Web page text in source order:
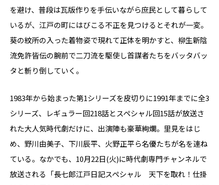
を避け、普段は瓦版作りを手伝いながら庶民として暮らして
いるが、江戸の町にはびこる不正を見つけるとそれが一変。
葵の紋所の入った着物姿で現れて正体を明かすと、柳生新陰
流免許皆伝の腕前で二刀流を駆使し首謀者たちをバッタバッ
タと斬り倒していく。
1983年から始まった第1シリーズを皮切りに1991年までに全3
シリーズ、レギュラー回218話とスペシャル回15話が放送さ
れた大人気時代劇だけに、出演陣も豪華絢爛。里見をはじ
め、野川由美子、下川辰平、火野正平ら名優たちが名を連ね
ている。なかでも、10月22日(火)に時代劇専門チャンネルで
放送される「長七郎江戸日記スペシャル 天下を取れ！仕掛